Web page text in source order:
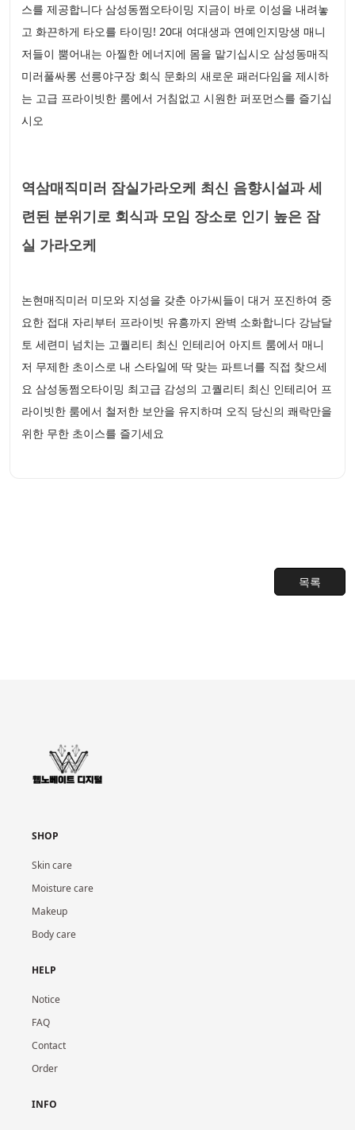
스를 제공합니다 삼성동쩜오타이밍 지금이 바로 이성을 내려놓
고 화끈하게 타오를 타이밍! 20대 여대생과 연예인지망생 매니
저들이 뿜어내는 아찔한 에너지에 몸을 맡기십시오 삼성동매직
미러풀싸롱 선릉야구장 회식 문화의 새로운 패러다임을 제시하
는 고급 프라이빗한 룸에서 거침없고 시원한 퍼포먼스를 즐기십
시오
역삼매직미러 잠실가라오케 최신 음향시설과 세
련된 분위기로 회식과 모임 장소로 인기 높은 잠
실 가라오케
논현매직미러 미모와 지성을 갖춘 아가씨들이 대거 포진하여 중
요한 접대 자리부터 프라이빗 유흥까지 완벽 소화합니다 강남달
토 세련미 넘치는 고퀄리티 최신 인테리어 아지트 룸에서 매니
저 무제한 초이스로 내 스타일에 딱 맞는 파트너를 직접 찾으세
요 삼성동쩜오타이밍 최고급 감성의 고퀄리티 최신 인테리어 프
라이빗한 룸에서 철저한 보안을 유지하며 오직 당신의 쾌락만을
위한 무한 초이스를 즐기세요
목록
SHOP
Skin care
Moisture care
Makeup
Body care
HELP
Notice
FAQ
Contact
Order
INFO